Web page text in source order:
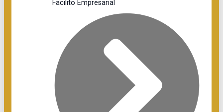
Facilito Empresarial